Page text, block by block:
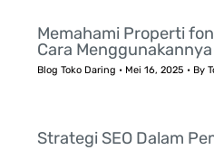
Memahami Properti
Cara Menggunakannya
Blog Toko Daring • Mei 16, 2025 • By
Strategi SEO Dalam